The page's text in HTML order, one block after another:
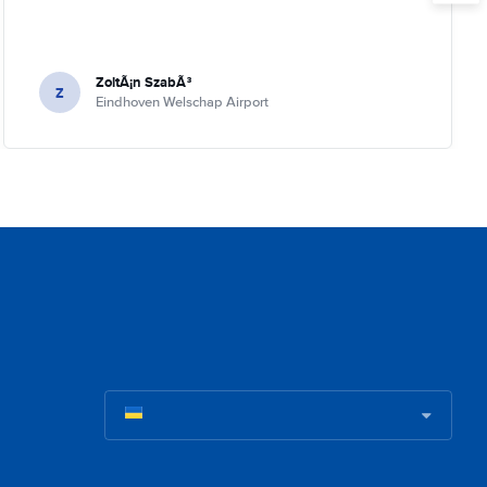
Z ZoltÃ¡n SzabÃ³
Eindhoven Welschap Airport